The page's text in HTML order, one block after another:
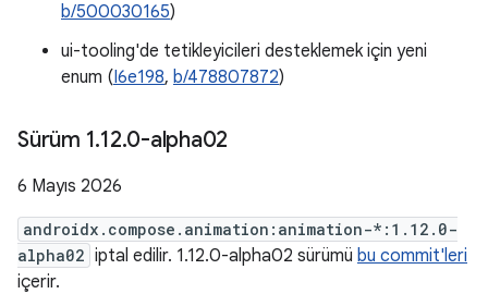
b/500030165)
ui-tooling'de tetikleyicileri desteklemek için yeni
enum (I6e198, b/478807872)
Sürüm 1.12.0-alpha02
6 Mayıs 2026
androidx.compose.animation:animation-*:1.12.0-
alpha02 iptal edilir. 1.12.0-alpha02 sürümü bu commit'leri
içerir.